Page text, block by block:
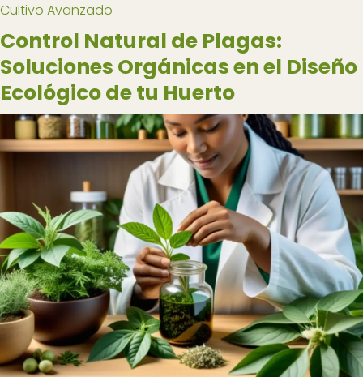
Cultivo Avanzado
Control Natural de Plagas:
Soluciones Orgánicas en el Diseño
Ecológico de tu Huerto